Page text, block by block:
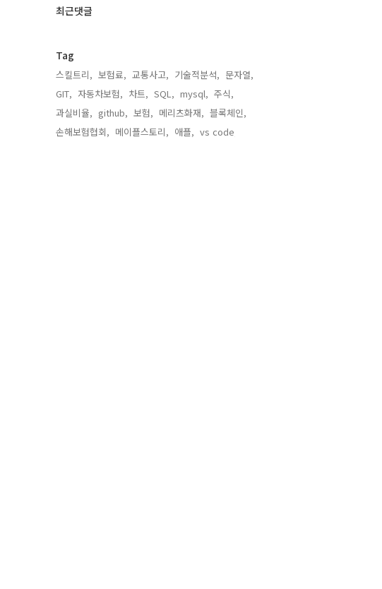
과
글
최근댓글
Tag
스킬트리, 보험료, 교통사고, 기술적분석, 문자열,
GIT, 자동차보험, 차트, SQL, mysql, 주식,
과실비율, github, 보험, 메리츠화재, 블록체인,
손해보험협회, 메이플스토리, 애플, vs code,